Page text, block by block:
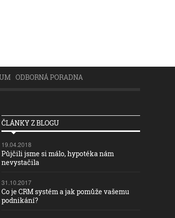
ODBORNÁ PORADNA
ČLÁNKY Z BLOGU
19.04.2018
Půjčili jsme si málo, hypotéka nám
nevystačila
31.10.2017
Co je CRM systém a jak pomůže vašemu
podnikání?